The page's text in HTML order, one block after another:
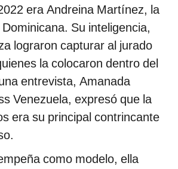
era Andreina Martínez, la
Su inteligencia,
lograron capturar al jurado
la colocaron dentro del
entrevista, Amanada
Venezuela, expresó que la
era su principal contrincante
como modelo, ella